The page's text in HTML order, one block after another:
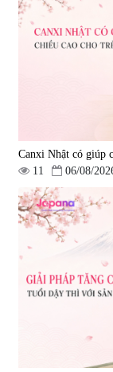
150 viên
880.000 đ
Viên uống phòng
tai biến Nattokinase
Premium 120 viên
2.290.000 đ
Canxi Nhật có giúp
11
06/08/